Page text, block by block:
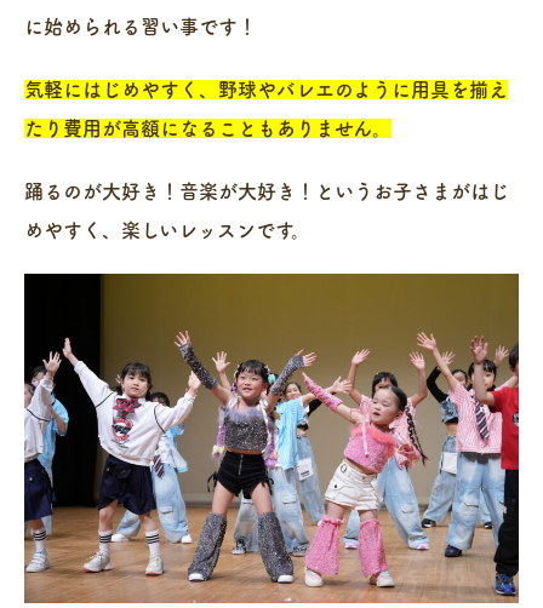
に始められる習い事です！
気軽にはじめやすく、野球やバレエのように用具を揃え
たり費用が高額になることもありません。
踊るのが大好き！音楽が大好き！というお子さまがはじ
めやすく、楽しいレッスンです。